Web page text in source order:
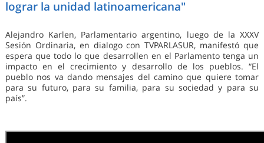
lograr la unidad latinoamericana"
Alejandro Karlen, Parlamentario argentino, luego de la XXXV
Sesión Ordinaria, en dialogo con TVPARLASUR, manifestó que
espera que todo lo que desarrollen en el Parlamento tenga un
impacto en el crecimiento y desarrollo de los pueblos. “El
pueblo nos va dando mensajes del camino que quiere tomar
para su futuro, para su familia, para su sociedad y para su
país”.